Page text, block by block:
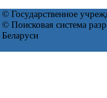
© Государственное
© Поисковая система
Беларуси